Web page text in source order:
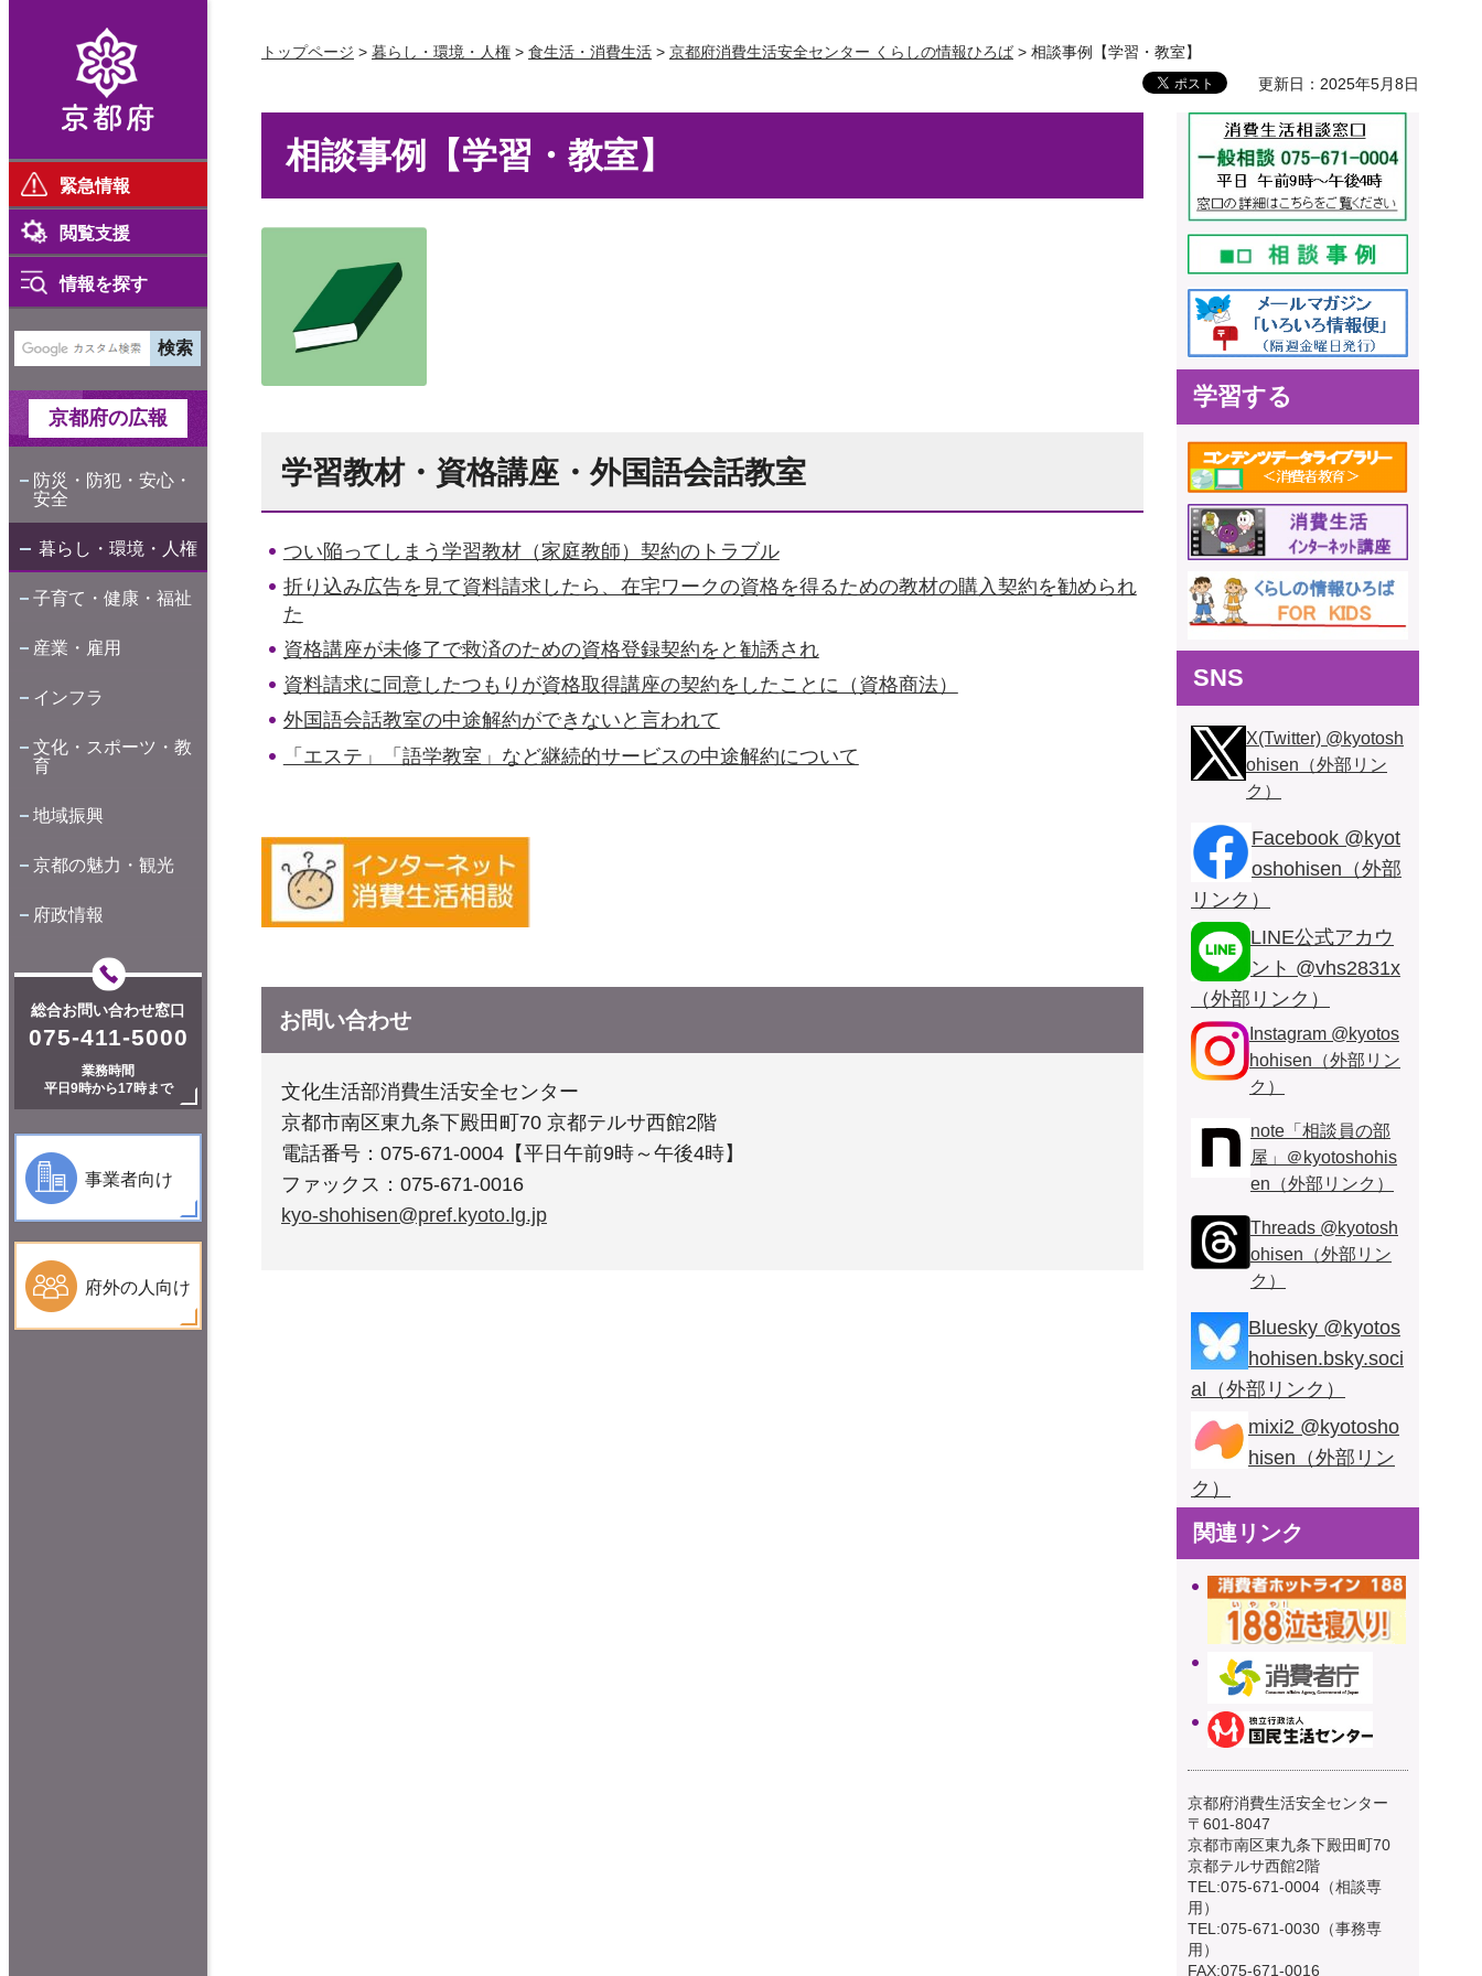
緊急情報
閲覧支援
情報を探す
京都府の広報
防災・防犯・安心・
安全
暮らし・環境・人権
子育て・健康・福祉
産業・雇用
インフラ
文化・スポーツ・教
育
地域振興
京都の魅力・観光
府政情報
総合お問い合わせ窓口
075-411-5000
業務時間
平日9時から17時まで
事業者向け
府外の人向け
トップページ > 暮らし・環境・人権 > 食生活・消費生活 > 京都府消費生活安全センター くらしの情報ひろば > 相談事例【学習・教室】
更新日：2025年5月8日
相談事例【学習・教室】
学習教材・資格講座・外国語会話教室
つい陥ってしまう学習教材（家庭教師）契約のトラブル
折り込み広告を見て資料請求したら、在宅ワークの資格を得るための教材の購入契約を勧められ
た
資格講座が未修了で救済のための資格登録契約をと勧誘され
資料請求に同意したつもりが資格取得講座の契約をしたことに（資格商法）
外国語会話教室の中途解約ができないと言われて
「エステ」「語学教室」など継続的サービスの中途解約について
お問い合わせ
文化生活部消費生活安全センター
京都市南区東九条下殿田町70 京都テルサ西館2階
電話番号：075-671-0004【平日午前9時～午後4時】
ファックス：075-671-0016
kyo-shohisen@pref.kyoto.lg.jp
学習する
SNS
X(Twitter) @kyotosh
ohisen（外部リン
ク）
Facebook @kyot
oshohisen（外部
リンク）
LINE公式アカウ
ント @vhs2831x
（外部リンク）
Instagram @kyotos
hohisen（外部リン
ク）
note「相談員の部
屋」＠kyotoshohis
en（外部リンク）
Threads @kyotosh
ohisen（外部リン
ク）
Bluesky @kyotos
hohisen.bsky.soci
al（外部リンク）
mixi2 @kyotosho
hisen（外部リン
ク）
関連リンク
京都府消費生活安全センター
〒601-8047
京都市南区東九条下殿田町70
京都テルサ西館2階
TEL:075-671-0004（相談専
用）
TEL:075-671-0030（事務専
用）
FAX:075-671-0016